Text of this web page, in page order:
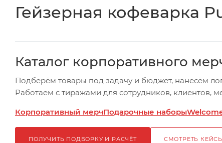
Гейзерная кофеварка
Каталог корпоративного
Подберём товары под задачу и бюджет, нанесём
Работаем с тиражами для сотрудников, клиентов,
Корпоративный мерчПодарочные наборы
ПОЛУЧИТЬ ПОДБОРКУ И РАСЧЁТ СМОТРЕТЬ